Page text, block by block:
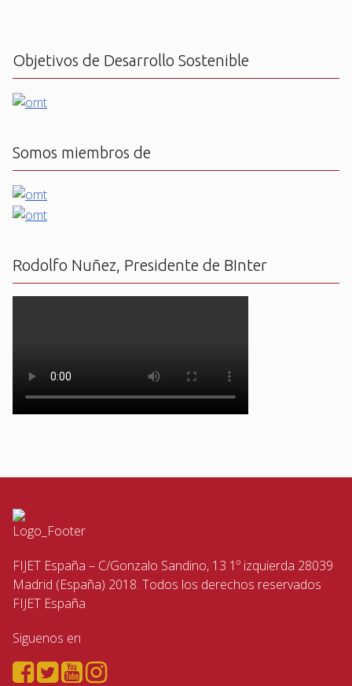
Objetivos de Desarrollo Sostenible
Somos miembros de
Rodolfo Nuñez, Presidente de BInter
FIJET España – C/Gonzalo Sandino, 13 1º izquierda 28039
Madrid (España) 2018. Todos los derechos reservados
FIJET España
Siguenos en